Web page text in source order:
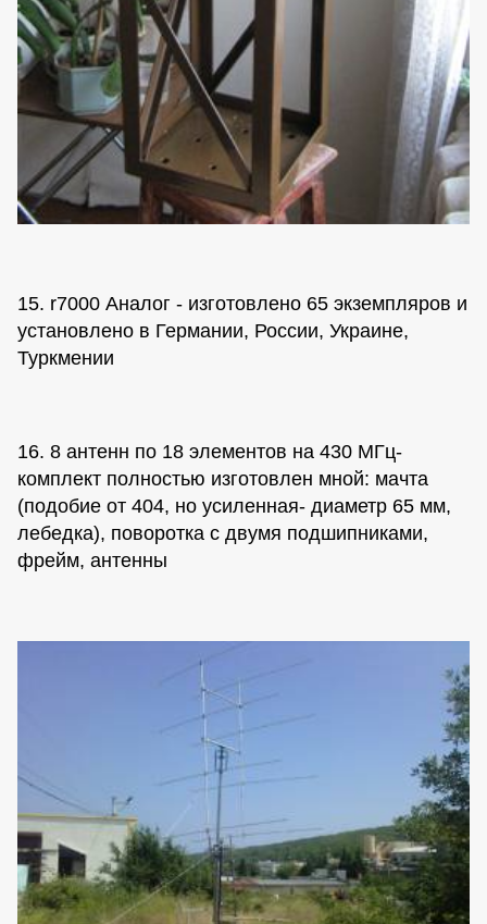
15. r7000 Аналог - изготовлено 65 экземпляров и
установлено в Германии, России, Украине,
Туркмении
16. 8 антенн по 18 элементов на 430 МГц-
комплект полностью изготовлен мной: мачта
(подобие от 404, но усиленная- диаметр 65 мм,
лебедка), поворотка с двумя подшипниками,
фрейм, антенны